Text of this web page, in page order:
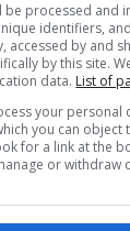
be processed and
identifiers,
accessed by and
by this site.
data. List of
your personal
you can object
for a link at the
or withdraw